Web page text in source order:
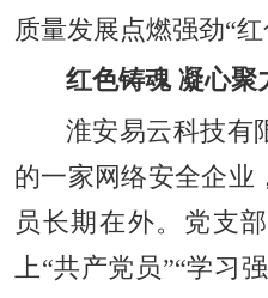
质量发展点燃强劲“红
红色铸魂 凝心聚
淮安易云科技有
的一家网络安全企业
员长期在外。党支
上“共产党员”“学习